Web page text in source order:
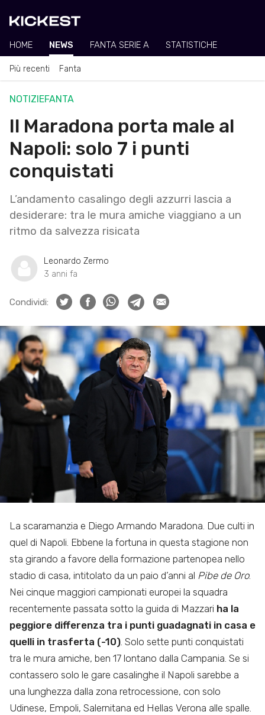
HOME NEWS FANTA SERIE A STATISTICHE
Più recenti Fanta
NOTIZIEFANTA
Il Maradona porta male al
Napoli: solo 7 i punti
conquistati
L’andamento casalingo degli azzurri lascia a
desiderare: tra le mura amiche viaggiano a un
ritmo da salvezza risicata
Leonardo Zermo
3 anni fa
Condividi:
La scaramanzia e Diego Armando Maradona. Due culti in
quel di Napoli. Ebbene la fortuna in questa stagione non
sta girando a favore della formazione partenopea nello
stadio di casa, intitolato da un paio d’anni al Pibe de Oro.
Nei cinque maggiori campionati europei la squadra
recentemente passata sotto la guida di Mazzari ha la
peggiore differenza tra i punti guadagnati in casa e
quelli in trasferta (-10). Solo sette punti conquistati
tra le mura amiche, ben 17 lontano dalla Campania. Se si
contassero solo le gare casalinghe il Napoli sarebbe a
una lunghezza dalla zona retrocessione, con solo
Udinese, Empoli, Salernitana ed Hellas Verona alle spalle.